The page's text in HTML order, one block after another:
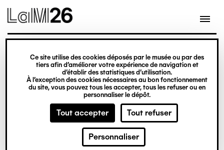
Gestion des cookies
Ce site utilise des cookies déposés par le musée ou par des
tiers afin d’améliorer votre expérience de navigation et
d’établir des statistiques d’utilisation.
À l’exception des cookies nécessaires au bon fonctionnement
du site, vous pouvez tous les accepter, tous les refuser ou en
personnaliser le dépôt.
Tout accepter Tout refuser
Personnaliser
contenu